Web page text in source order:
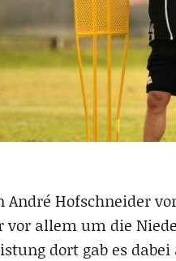
André Hofschneider
allem um die
dort gab es